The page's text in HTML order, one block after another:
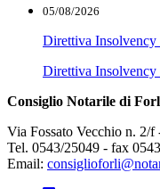
05/08/2026
Direttiva Insolvency
Direttiva Insolvency
Consiglio Notarile di
Via Fossato Vecchio n. 2/
Tel. 0543/25049 - fax
Email: